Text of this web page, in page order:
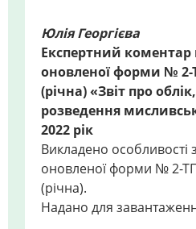
Юлія Георгієва
Експертний
оновленої форми № 2-
(річна) «Звіт про
розведення
2022 рік
Викладено особливості
оновленої форми № 2-
(річна).
Надано для